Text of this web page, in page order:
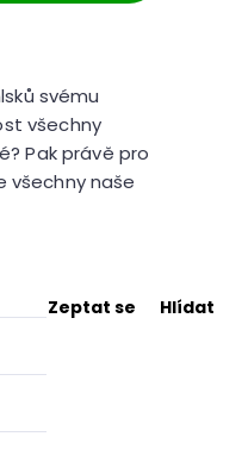
svému
všechny
Pak právě pro
všechny naše
Zeptat se Hlídat